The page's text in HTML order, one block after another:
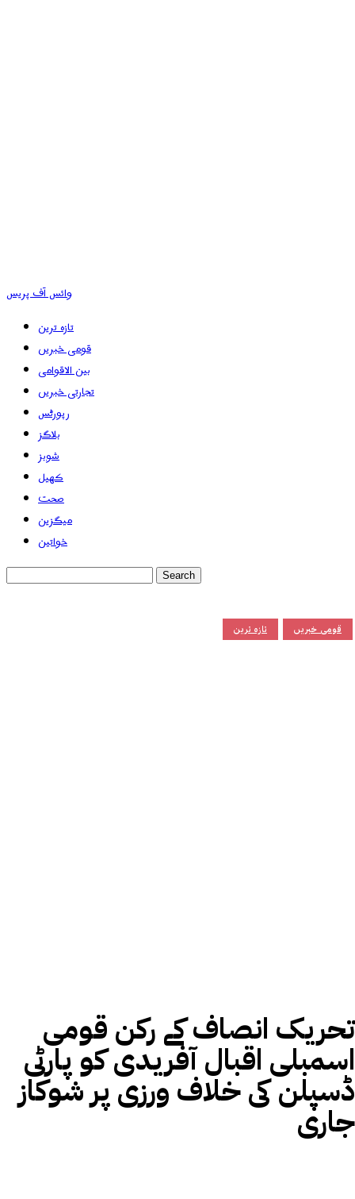
وائس آف پریس
تازہ ترین
قومی خبریں
بین الاقوامی
تجارتی خبریں
رپورٹس
بلاگز
شوبز
کھیل
صحت
میگزین
خواتین
تازہ ترین قومی خبریں
تحریک انصاف کے رکن قومی
اسمبلی اقبال آفریدی کو پارٹی
ڈسپلن کی خلاف ورزی پر شوکاز
جاری